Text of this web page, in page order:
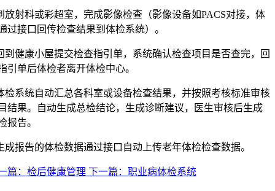
放射科或彩超室，完成影像检查（影像设备如PACS对接，体
过接口回传检查结果到体检系统）。
到健康小屋提交检查指引单，系统确认检查项目是否查完，回
引单后体检者离开体检中心。
检系统自动汇总各科室或设备检查结果，并按照考核标准审核
结果。自动生成总检结论，生成诊断建议，医生审核后生成
报告。
成报告的体检数据通过接口自动上传老年体检检查数据。
篇：检后健康管理 下一篇：职业病体检系统